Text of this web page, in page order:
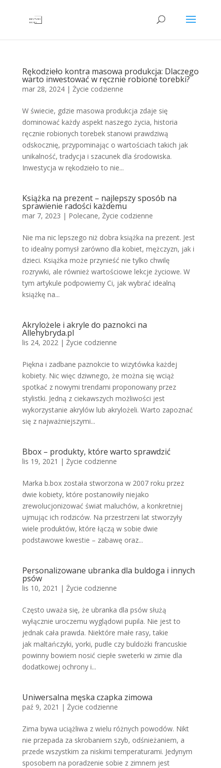
Rękodzieło kontra masowa produkcja: Dlaczego
warto inwestować w ręcznie robione torebki?
mar 28, 2024| Życie codzienne
W świecie, gdzie masowa produkcja zdaje się
dominować każdy aspekt naszego życia, historia
ręcznie robionych torebek stanowi prawdziwą
odskocznię, przypominając o wartościach takich jak
unikalność, tradycja i szacunek dla środowiska.
Inwestycja w rękodzieło to nie...
Książka na prezent – najlepszy sposób na
sprawienie radości każdemu
mar 7, 2023 | Polecane, Życie codzienne
Nie ma nic lepszego niż dobra książka na prezent. Jest
to idealny pomysł zarówno dla kobiet, mężczyzn, jak i
dzieci. Książka może przynieść nie tylko chwilę
rozrywki, ale również wartościowe lekcje życiowe. W
tym artykule podpowiemy Ci, jak wybrać idealną
książkę na...
Akrylożele i akryle do paznokci na
Allehybryda.pl
lis 24, 2022| Życie codzienne
Piękna i zadbane paznokcie to wizytówka każdej
kobiety. Nic więc dziwnego, że można się wciąż
spotkać z nowymi trendami proponowany przez
stylistki. Jedną z ciekawszych możliwości jest
wykorzystanie akrylów lub akrylożeli. Warto zapoznać
się z najważniejszymi...
Bbox – produkty, które warto sprawdzić
lis 19, 2021 | Życie codzienne
Marka b.box została stworzona w 2007 roku przez
dwie kobiety, które postanowiły niejako
zrewolucjonizować świat maluchów, a konkretniej
ujmując ich rodziców. Na przestrzeni lat stworzyły
wiele produktów, które łączą w sobie dwie
podstawowe kwestie – zabawę oraz...
Personalizowane ubranka dla buldoga i innych
psów
lis 10, 2021 | Życie codzienne
Często uważa się, że ubranka dla psów służą
wyłącznie uroczemu wyglądowi pupila. Nie jest to
jednak cała prawda. Niektóre małe rasy, takie
jak maltańczyki, yorki, pudle czy buldożki francuskie
powinny bowiem nosić ciepłe sweterki w zimie dla
dodatkowej ochrony i...
Uniwersalna męska czapka zimowa
paź 9, 2021 | Życie codzienne
Zima bywa uciążliwa z wielu różnych powodów. Nikt
nie przepada za skrobaniem szyb, odśnieżaniem, a
przede wszystkim za niskimi temperaturami. Jedynym
sposobem na poradzenie sobie z zimnem jest